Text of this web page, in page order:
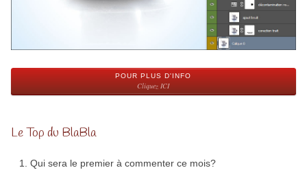
POUR PLUS D'INFO
Cliquez ICI
Le Top du BlaBla
Qui sera le premier à commenter ce mois?